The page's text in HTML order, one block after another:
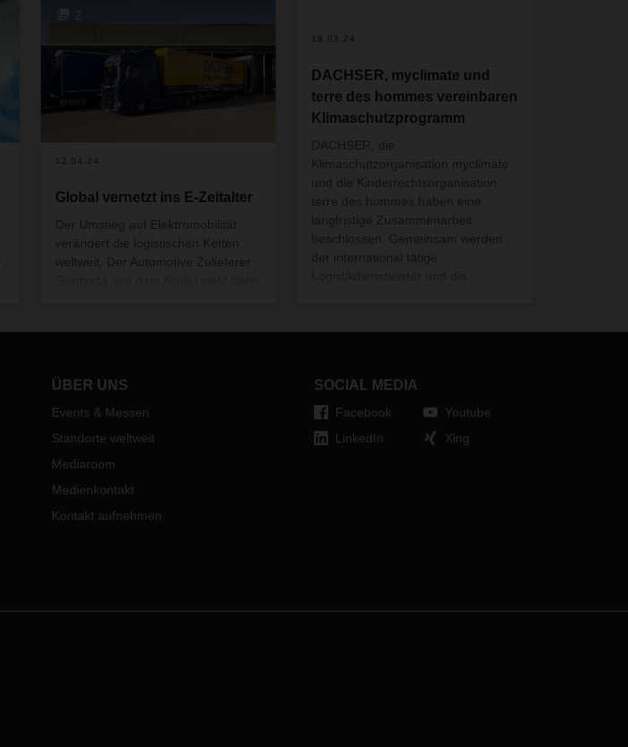
12.04.24
Global vernetzt ins E-Zeitalter
Der Umstieg auf Elektromobilität
verändert die logistischen Ketten
weltweit. Der Automotive Zulieferer
weltweiten Lieferketten dafür neu
18.03.24
DACHSER, myclimate und
terre des hommes vereinbaren
Klimaschutzprogramm
DACHSER, die
Klimaschutzorganisation myclimate
und die Kinderrechtsorganisation
terre des hommes haben eine
langfristige Zusammenarbeit
beschlossen. Gemeinsam werden
der international tätige
ins Leben rufen oder bestehende
im Dezember 2023 unterzeichnet.
ÜBER UNS
Events & Messen
Standorte weltweit
Mediaroom
Medienkontakt
Kontakt aufnehmen
SOCIAL MEDIA
Facebook
LinkedIn
Youtube
Xing